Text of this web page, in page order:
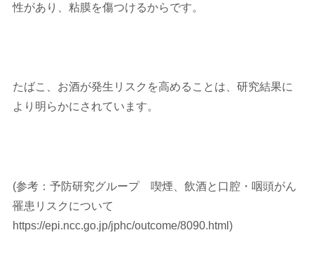
性があり、粘膜を傷つけるからです。
たばこ、お酒が発生リスクを高めることは、研究結果に
より明らかにされています。
(参考：予防研究グループ 喫煙、飲酒と口腔・咽頭がん
罹患リスクについて
https://epi.ncc.go.jp/jphc/outcome/8090.html)